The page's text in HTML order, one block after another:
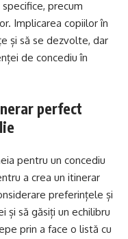
precum
Implicarea copiilor în
și să se dezvolte, dar
de concediu în
perfect
pentru un concediu
a crea un itinerar
preferințele și
și să găsiți un echilibru
prin a face o listă cu